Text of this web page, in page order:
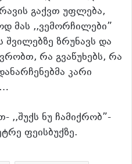
გაქვთ უფლება,
მას ,,ვემორჩილები”
შვილებზე ზრუნავს და
რა გვაწუხებს, რა
კარი
,,შუქს ნუ ჩამიქრობ”-
ფეისბუქზე.